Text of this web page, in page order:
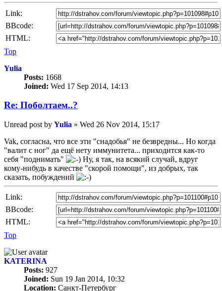
Link:
BBcode:
HTML:
Top
Yulia
Posts: 1668
Joined: Wed 17 Sep 2014, 14:13
Re: Пoбoлтаем..?
Unread post by Yulia » Wed 26 Nov 2014, 15:17
Vak, согласна, что все эти "снадобья" не безвредны... Но когда
"валит с ног" да ещё нету иммунитета... приходится как-то
себя "поднимать"
Ну, я так, на всякий случай, вдруг
кому-нибудь в качестве "скорой помощи", из добрых, так
сказать, побуждений
Link:
BBcode:
HTML:
Top
KATERINA
Posts: 927
Joined: Sun 19 Jan 2014, 10:32
Location: Санкт-Петербург